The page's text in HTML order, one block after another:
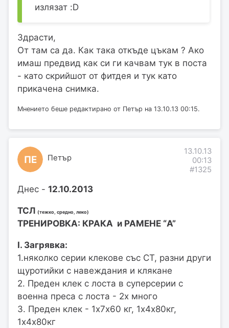
излязат :D
Здрасти,
От там са да. Как така откъде цъкам ? Ако
имаш предвид как си ги качвам тук в поста
- като скрийшот от фитдея и тук като
прикачена снимка.
Мнението беше редактирано от Петър на 13.10.13 00:15.
ПЕ Петър
13.10.13
00:13
#1325
Днес - 12.10.2013
ТСЛ (тежко, средно, леко)
ТРЕНИРОВКА: КРАКА и РАМЕНЕ “A”
I. Загрявка:
1.няколко серии клекове със СТ, разни други
щуротийки с навеждания и клякане
2. Преден клек с лоста в суперсерии с
военна преса с лоста - 2х много
3. Преден клек - 1х7х60 кг, 1х4х80кг,
1х4х80кг